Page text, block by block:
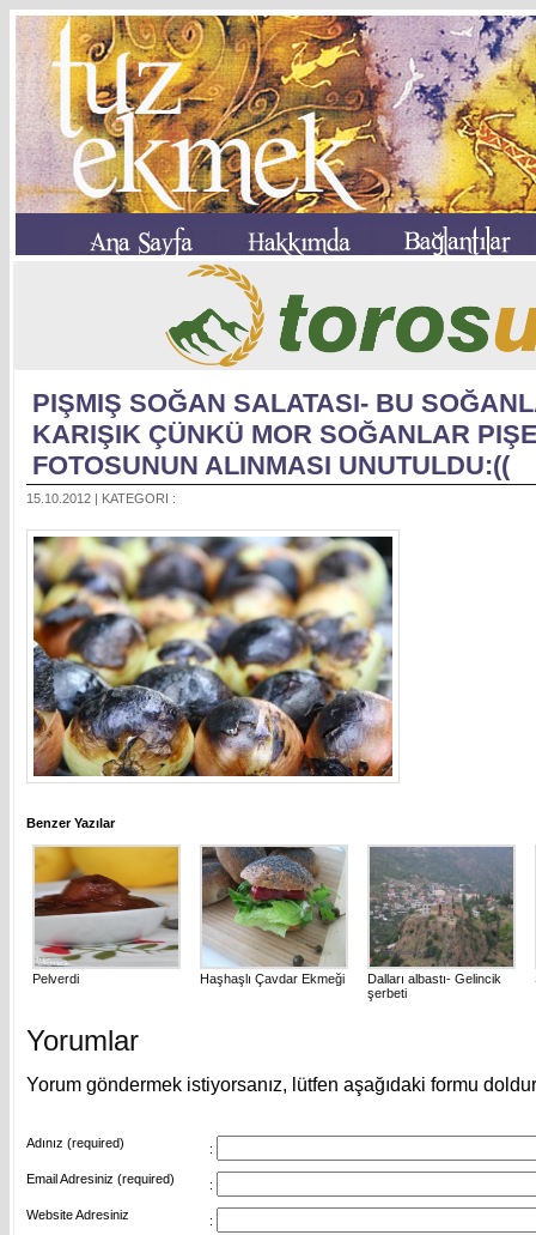
PIŞMIŞ SOĞAN SALATASI- BU
KARIŞIK ÇÜNKÜ MOR SOĞANLAR
FOTOSUNUN ALINMASI UNUTULDU:((
15.10.2012 | KATEGORI :
Benzer Yazılar
Pelverdi Haşhaşlı Çavdar Ekmeği
Dalları albastı- Gelincik
şerbeti
Yorumlar
Yorum göndermek istiyorsanız, lütfen aşağıdaki formu
Adınız (required) :
Email Adresiniz (required) :
Website Adresiniz :